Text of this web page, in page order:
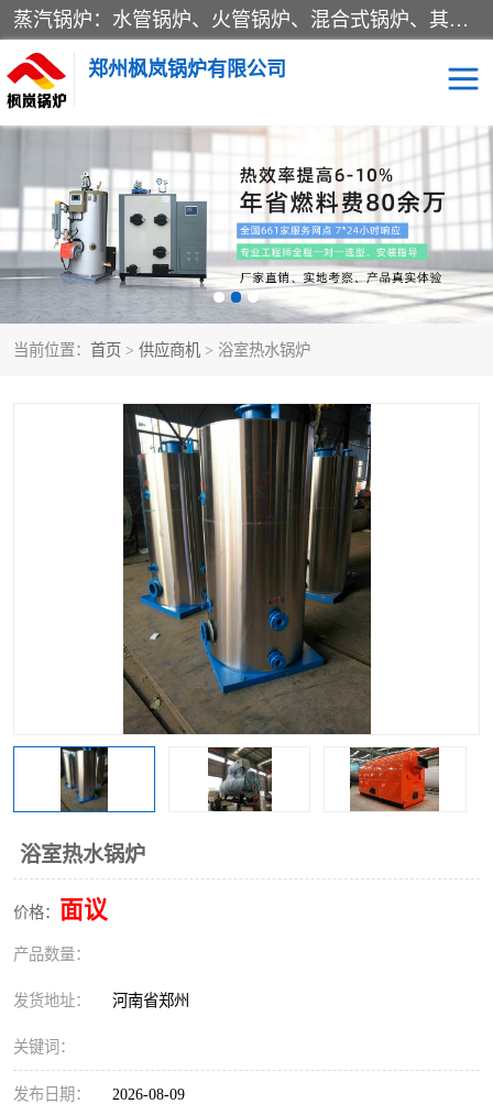
蒸汽锅炉：水管锅炉、火管锅炉、混合式锅炉、其他蒸汽锅炉； 热水锅炉：家用型集中供暖用热水锅炉、其他热水锅炉； 有机热载体锅炉； 船用蒸汽锅炉； （锅炉用辅助设备及装置）蒸汽冷凝器：表面冷凝器、混合式冷凝器、空冷式冷凝器、其他蒸汽冷凝器； 锅炉用辅助设备：节热器、蒸汽收集器、蓄能器、烟垢清除器、气体回收器、泥渣刮除器、空气预热器、其他锅炉用辅助设备；
郑州枫岚锅炉有限公司
当前位置： 首页 > 供应商机 > 浴室热水锅炉
浴室热水锅炉
价格： 面议
产品数量：
发货地址： 河南省郑州
关键词：
发布日期： 2026-08-09